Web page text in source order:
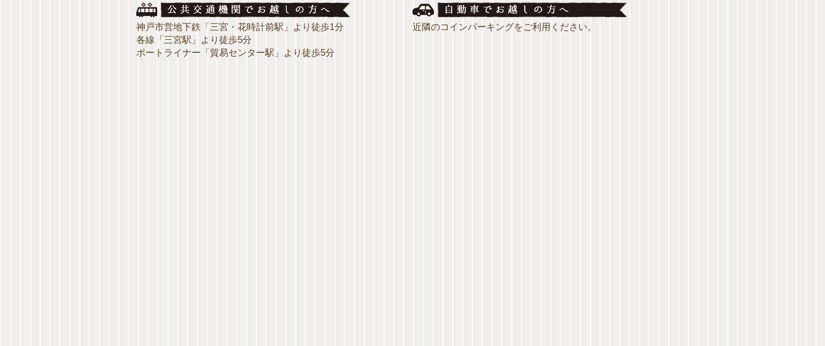
神戸市営地下鉄「三宮・花時計前駅」より徒歩1分
各線「三宮駅」より徒歩5分
ポートライナー「貿易センター駅」より徒歩5分
近隣のコインパーキングをご利用ください。